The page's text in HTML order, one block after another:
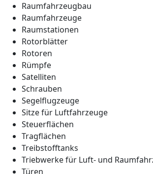
Raumfahrzeugbau
Raumfahrzeuge
Raumstationen
Rotorblätter
Rotoren
Rümpfe
Satelliten
Schrauben
Segelflugzeuge
Sitze für Luftfahrzeuge
Steuerflächen
Tragflächen
Treibstofftanks
Triebwerke für Luft- und
Türen